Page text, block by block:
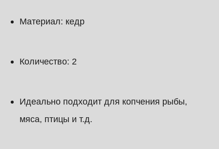
Материал: кедр
Количество: 2
Идеально подходит для копчения рыбы,
мяса, птицы и т.д.